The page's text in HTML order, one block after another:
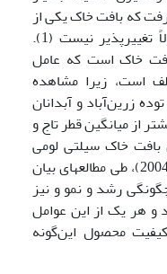
که بافت خاک یکی از
مشخصه‌های پایای خاک بوده و معمولاً تغییرپذیر نیست (1).
خاک است که عامل
است، زیرا مشاهده
زرین‌آباد و آبدانان
از میانگین قطر تاج و
بافت خاک سیلتی لومی
است. درحالی‌که فلمینی و همکاران (2004)، طی مطالعه­ای بیان
رشد و نمو و نیز
و هر یک از این عوامل
محصول این‌گونه